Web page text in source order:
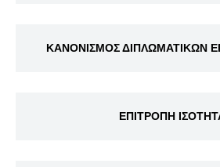
ΚΑΝΟΝΙΣΜΟΣ ΔΙΠΛΩΜΑΤΙΚΩΝ
ΕΠΙΤΡΟΠΗ